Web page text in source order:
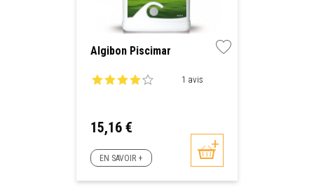
Algibon Piscimar
1 avis
Prix
15,16 €
EN SAVOIR +